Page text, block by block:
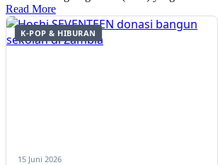
Read More
K-POP & HIBURAN
15 Juni 2026